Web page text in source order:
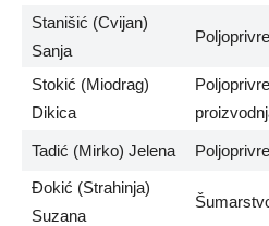
Stanišić (Cvijan)
Sanja
Stokić (Miodrag)
Dikica
Tadić (Mirko) Jelena
Đokić (Strahinja)
Suzana